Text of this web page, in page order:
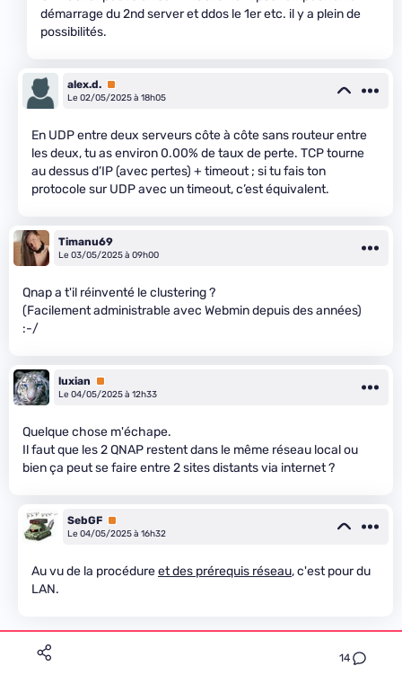
14
démarrage du 2nd server et ddos le 1er etc. il y a plein de
possibilités.
alex.d. Premium
Le 02/05/2025 à 18h05
En UDP entre deux serveurs côte à côte sans routeur entre
les deux, tu as environ 0.00% de taux de perte. TCP tourne
au dessus d’IP (avec pertes) + timeout ; si tu fais ton
protocole sur UDP avec un timeout, c’est équivalent.
Timanu69
Le 03/05/2025 à 09h00
Qnap a t'il réinventé le clustering ?
(Facilement administrable avec Webmin depuis des années)
:-/
luxian
Premium
Le 04/05/2025 à 12h33
Quelque chose m'échape.
Il faut que les 2 QNAP restent dans le même réseau local ou
bien ça peut se faire entre 2 sites distants via internet ?
SebGF Premium
Le 04/05/2025 à 16h32
Au vu de la procédureet des prérequis réseau, c'est pour du
LAN.